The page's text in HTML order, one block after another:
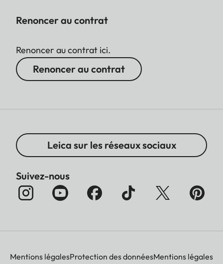
Renoncer au contrat
Renoncer au contrat ici.
Renoncer au contrat
Leica sur les réseaux sociaux
Suivez-nous
Mentions légalesProtection des donnéesMentions légales